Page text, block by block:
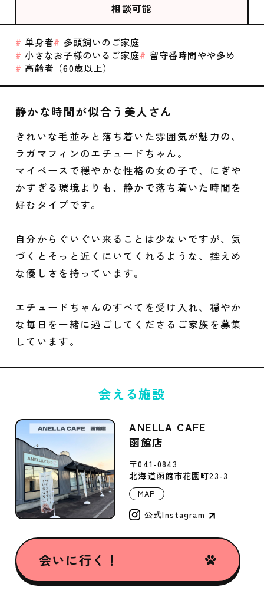
相談可能
単身者
多頭飼いのご家庭
小さなお子様のいるご家庭
留守番時間やや多め
高齢者（60歳以上）
静かな時間が似合う美人さん
きれいな毛並みと落ち着いた雰囲気が魅力の、
ラガマフィンのエチュードちゃん。
マイペースで穏やかな性格の女の子で、にぎや
かすぎる環境よりも、静かで落ち着いた時間を
好むタイプです。
自分からぐいぐい来ることは少ないですが、気
づくとそっと近くにいてくれるような、控えめ
な優しさを持っています。
エチュードちゃんのすべてを受け入れ、穏やか
な毎日を一緒に過ごしてくださるご家族を募集
しています。
会える施設
ANELLA CAFE
函館店
〒041-0843
北海道函館市花園町23-3
MAP
公式Instagram
会いに行く！